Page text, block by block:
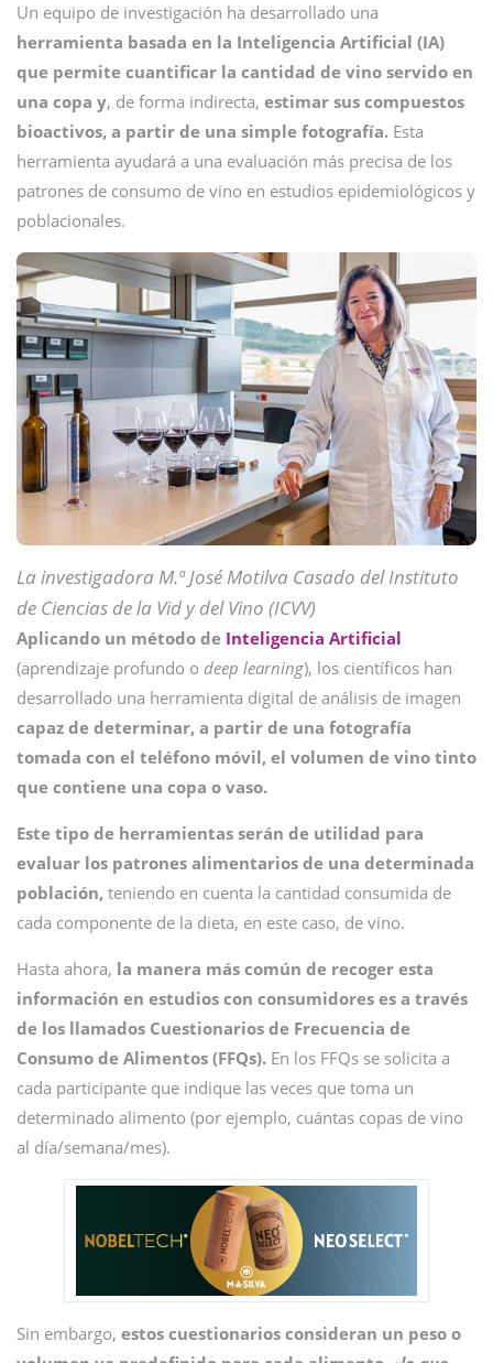
Un equipo de investigación ha desarrollado una
herramienta basada en la Inteligencia Artificial (IA)
que permite cuantificar la cantidad de vino servido en
una copa y, de forma indirecta, estimar sus compuestos
bioactivos, a partir de una simple fotografía. Esta
herramienta ayudará a una evaluación más precisa de los
patrones de consumo de vino en estudios epidemiológicos y
poblacionales.
La investigadora M.ª José Motilva Casado del Instituto
de Ciencias de la Vid y del Vino (ICVV)
Aplicando un método de Inteligencia Artificial
(aprendizaje profundo o deep learning), los científicos han
desarrollado una herramienta digital de análisis de imagen
capaz de determinar, a partir de una fotografía
tomada con el teléfono móvil, el volumen de vino tinto
que contiene una copa o vaso.
Este tipo de herramientas serán de utilidad para
evaluar los patrones alimentarios de una determinada
población, teniendo en cuenta la cantidad consumida de
cada componente de la dieta, en este caso, de vino.
Hasta ahora, la manera más común de recoger esta
información en estudios con consumidores es a través
de los llamados Cuestionarios de Frecuencia de
Consumo de Alimentos (FFQs). En los FFQs se solicita a
cada participante que indique las veces que toma un
determinado alimento (por ejemplo, cuántas copas de vino
al día/semana/mes).
Sin embargo, estos cuestionarios consideran un peso o